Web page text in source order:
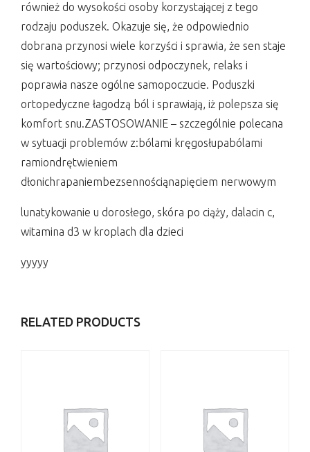
również do wysokości osoby korzystającej z tego
rodzaju poduszek. Okazuje się, że odpowiednio
dobrana przynosi wiele korzyści i sprawia, że sen staje
się wartościowy; przynosi odpoczynek, relaks i
poprawia nasze ogólne samopoczucie. Poduszki
ortopedyczne łagodzą ból i sprawiają, iż polepsza się
komfort snu.ZASTOSOWANIE – szczególnie polecana
w sytuacji problemów z:bólami kręgosłupabólami
ramiondrętwieniem
dłonichrapaniembezsennościąnapięciem nerwowym
lunatykowanie u dorosłego, skóra po ciąży, dalacin c,
witamina d3 w kroplach dla dzieci
yyyyy
RELATED PRODUCTS